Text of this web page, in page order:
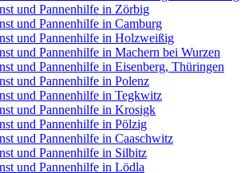
und Pannenhilfe in Zörbig
und Pannenhilfe in Camburg
und Pannenhilfe in Holzweißig
und Pannenhilfe in Machern bei Wurzen
und Pannenhilfe in Eisenberg, Thüringen
und Pannenhilfe in Polenz
und Pannenhilfe in Tegkwitz
und Pannenhilfe in Krosigk
und Pannenhilfe in Pölzig
und Pannenhilfe in Caaschwitz
und Pannenhilfe in Silbitz
und Pannenhilfe in Lödla